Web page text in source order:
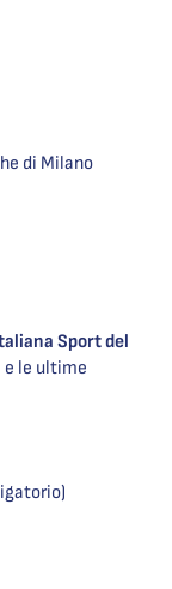
di Milano
Sport del
e le ultime